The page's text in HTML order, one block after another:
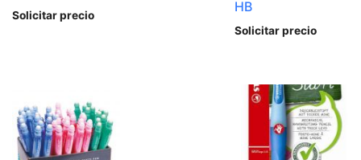
Solicitar precio
HB
Solicitar precio